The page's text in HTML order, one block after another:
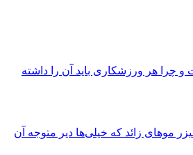
چرا هر ورزشکاری باید آن را داشته
موهای زائد که خیلی‌ها دیر متوجه آن